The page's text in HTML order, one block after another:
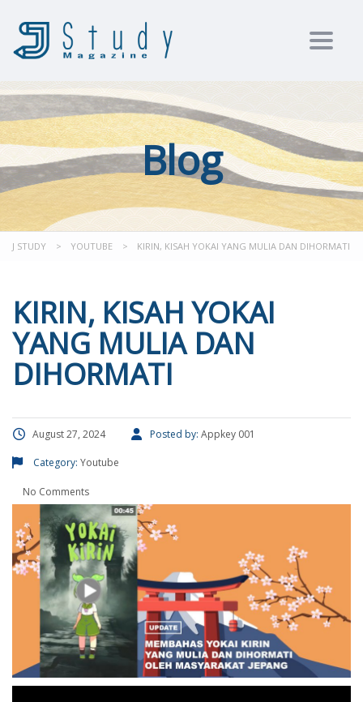
Blog
J STUDY > YOUTUBE > KIRIN, KISAH YOKAI YANG MULIA DAN DIHORMATI
KIRIN, KISAH YOKAI
YANG MULIA DAN
DIHORMATI
August 27, 2024 Posted by: Appkey 001
Category: Youtube
No Comments